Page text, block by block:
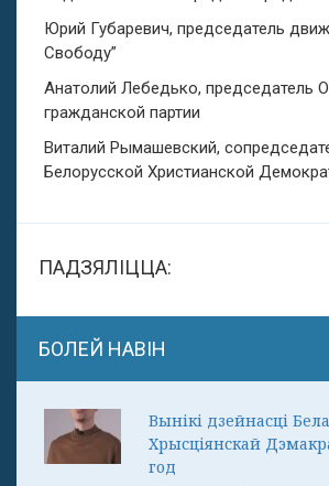
Юрий Губаревич, председатель
Свободу”
Анатолий Лебедько, председатель
гражданской партии
Виталий Рымашевский,
Белорусской Христианской
ПАДЗЯЛІЦЦА:
БОЛЕЙ НАВІН
Вынікі дзейнасці
Хрысціянскай
год